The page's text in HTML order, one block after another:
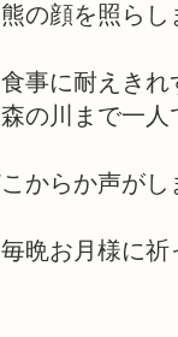
の顔を照らし
事に耐えき
の川まで一人
からか声がし
晩お月様に祈